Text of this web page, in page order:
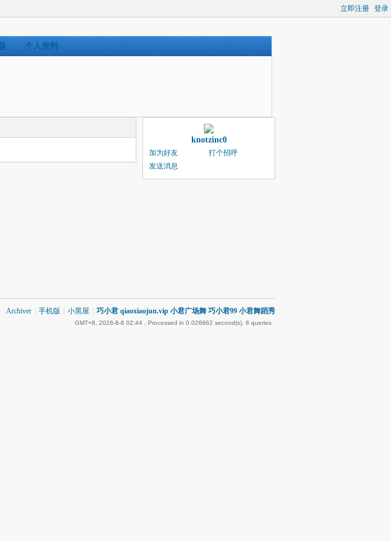
立即注册 登录
个人资料
knotzinc0
加为好友
打个招呼
发送消息
Archiver 手机版 小黑屋 巧小君 qiaoxiaojun.vip 小君广场舞 巧小君99 小君舞蹈秀
GMT+8, 2026-8-8 02:44 , Processed in 0.026862 second(s), 8 queries .